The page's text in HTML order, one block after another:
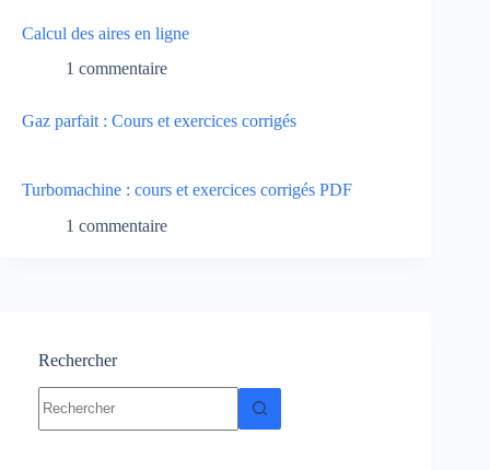
Calcul des aires en ligne
1 commentaire
Gaz parfait : Cours et exercices corrigés
Turbomachine : cours et exercices corrigés PDF
1 commentaire
Rechercher
résultat